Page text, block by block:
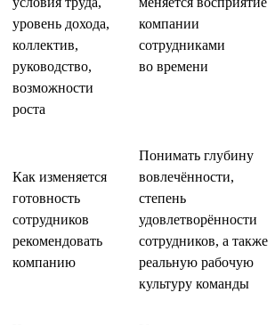
уровень дохода,
коллектив,
руководство,
возможности
роста
компании
сотрудниками
во времени
Как изменяется
готовность
сотрудников
рекомендовать
компанию
Понимать глубину
вовлечённости,
степень
удовлетворённости
сотрудников, а также
реальную рабочую
культуру команды